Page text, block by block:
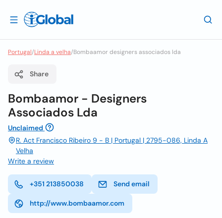
Portugal/Linda a velha/Bombaamor designers associados lda
Share
Bombaamor - Designers
Associados Lda
Unclaimed
R. Act Francisco Ribeiro 9 - B | Portugal | 2795-086, Linda A
Velha
Write a review
+351 213850038 Send email
http://www.bombaamor.com